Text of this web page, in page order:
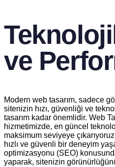
ve
Modern web tasarım, sadece
sitenizin hızı, güvenliği ve
tasarım kadar önemlidir. Web
hizmetimizde, en güncel
maksimum seviyeye
hızlı ve güvenli bir deneyim
optimizasyonu (SEO)
yaparak, sitenizin